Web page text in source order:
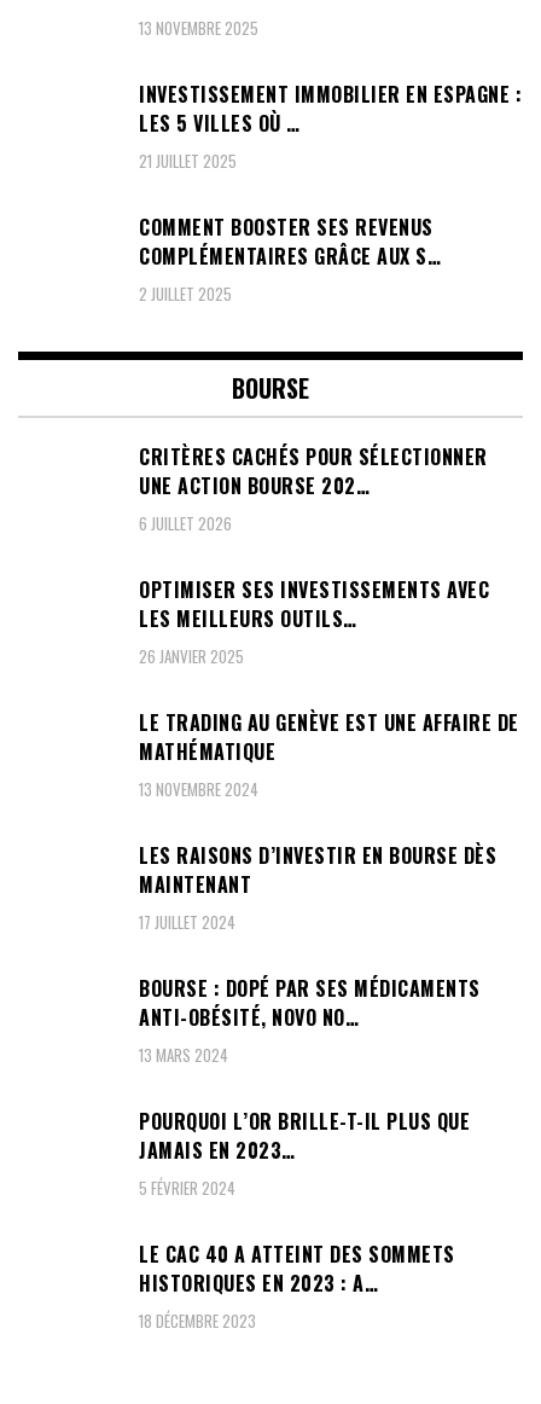
13 NOVEMBRE 2025
INVESTISSEMENT IMMOBILIER EN ESPAGNE :
LES 5 VILLES OÙ …
21 JUILLET 2025
COMMENT BOOSTER SES REVENUS
COMPLÉMENTAIRES GRÂCE AUX S…
2 JUILLET 2025
BOURSE
CRITÈRES CACHÉS POUR SÉLECTIONNER
UNE ACTION BOURSE 202…
6 JUILLET 2026
OPTIMISER SES INVESTISSEMENTS AVEC
LES MEILLEURS OUTILS…
26 JANVIER 2025
LE TRADING AU GENÈVE EST UNE AFFAIRE DE
MATHÉMATIQUE
13 NOVEMBRE 2024
LES RAISONS D’INVESTIR EN BOURSE DÈS
MAINTENANT
17 JUILLET 2024
BOURSE : DOPÉ PAR SES MÉDICAMENTS
ANTI-OBÉSITÉ, NOVO NO…
13 MARS 2024
POURQUOI L’OR BRILLE-T-IL PLUS QUE
JAMAIS EN 2023…
5 FÉVRIER 2024
LE CAC 40 A ATTEINT DES SOMMETS
HISTORIQUES EN 2023 : A…
18 DÉCEMBRE 2023